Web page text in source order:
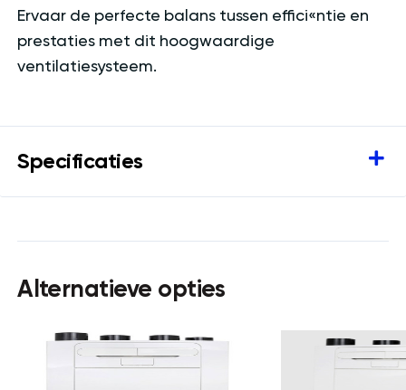
Ervaar de perfecte balans tussen effici«ntie en
prestaties met dit hoogwaardige
ventilatiesysteem.
Specificaties
Alternatieve opties